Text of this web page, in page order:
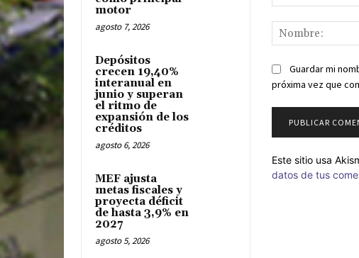
motor
agosto 7, 2026
Depósitos
crecen 19,40%
interanual en
junio y superan
el ritmo de
expansión de los
créditos
agosto 6, 2026
MEF ajusta
metas fiscales y
proyecta déficit
de hasta 3,9% en
2027
agosto 5, 2026
Guardar mi
próxima vez que
Este sitio usa
datos de tus